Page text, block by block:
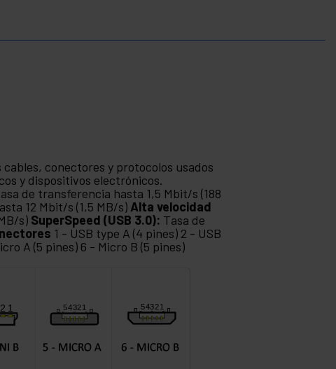
conectores y protocolos usados
y dispositivos electrónicos.
de transferencia hasta 1,5 Mbit/s (188
12 Mbit/s (1,5 MB/s) Alta velocidad
s) SuperSpeed (USB 3.0): Tasa de
1 - USB type A (4 pines) 2 - USB
A (5 pines) 6 - Micro B (5 pines)